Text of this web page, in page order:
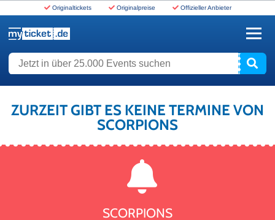
Originaltickets Originalpreise Offizieller Anbieter
Jetzt in über 25.000 Events suchen
ZURZEIT GIBT ES KEINE TERMINE VON
SCORPIONS
SCORPIONS